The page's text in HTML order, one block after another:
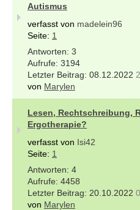
Autismus
verfasst von madelein96
Seite: 1
3
3194
08.12.2022
von Marylen
Lesen, Rechtschreibung,
Ergotherapie?
verfasst von Isi42
Seite: 1
4
4458
20.10.2022
von Marylen